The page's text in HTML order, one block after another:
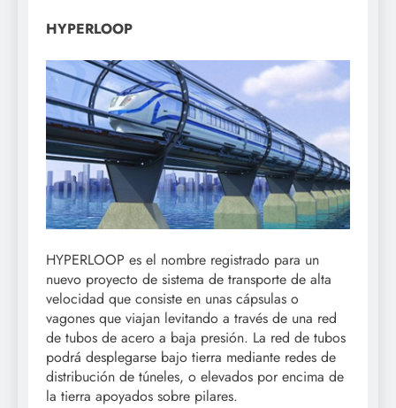
HYPERLOOP
HYPERLOOP es el nombre registrado para un
nuevo proyecto de sistema de transporte de alta
velocidad que consiste en unas cápsulas o
vagones que viajan levitando a través de una red
de tubos de acero a baja presión. La red de tubos
podrá desplegarse bajo tierra mediante redes de
distribución de túneles, o elevados por encima de
la tierra apoyados sobre pilares.